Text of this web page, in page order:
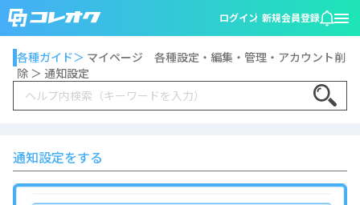
ログイン 新規会員登録
各種ガイド＞ マイページ 各種設定・編集・管理・アカウント削
除 ＞ 通知設定
Search
通知設定をする